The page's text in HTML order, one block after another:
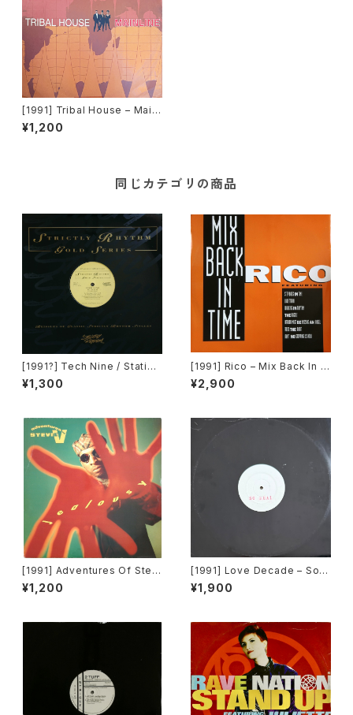
[1991] Tribal House – Mainl
ine [Cooltempo]
¥1,200
同じカテゴリの商品
[1991?] Tech Nine / Static –
Slam Jam / Dream It [Strict
ly Rhythm]
¥1,300
[1991] Rico – Mix Back In T
ime / What! [SMP]
¥2,900
[1991] Adventures Of Stevi
e V. – Jealousy [Mercury]
¥1,200
[1991] Love Decade – So R
eal [Not On Label][PROM
O]
¥1,900